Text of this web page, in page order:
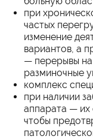
при
частых
изменение
вариантов, а
— перерывы
разминочные
комплекс
при наличии
аппарата — их
чтобы